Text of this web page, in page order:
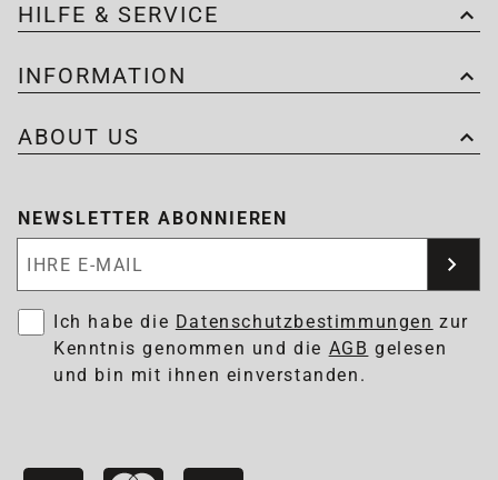
HILFE & SERVICE
INFORMATION
ABOUT US
NEWSLETTER ABONNIEREN
Ich habe die Datenschutzbestimmungen zur
Kenntnis genommen und die AGB gelesen
und bin mit ihnen einverstanden.